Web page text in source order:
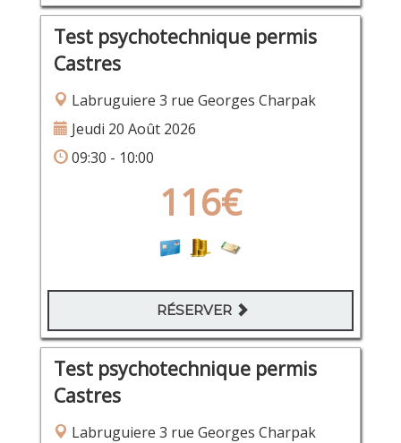
Test psychotechnique permis
Castres
Labruguiere 3 rue Georges Charpak
Jeudi 20 Août 2026
09:30 - 10:00
116€
RÉSERVER
Test psychotechnique permis
Castres
Labruguiere 3 rue Georges Charpak